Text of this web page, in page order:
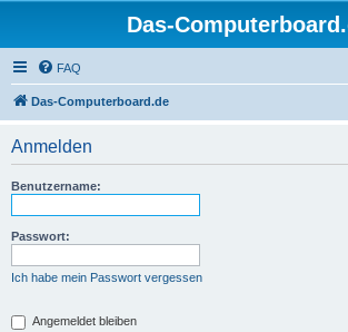
Das-
FAQ
Das-Computerboard.de
Anmelden
Benutzername:
Passwort:
Ich habe mein Passwort vergessen
Angemeldet bleiben